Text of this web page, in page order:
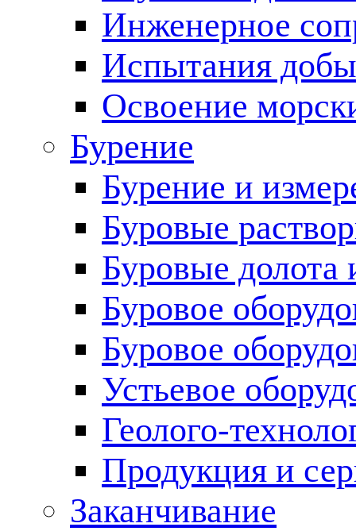
Инженерное
Испытания
Освоение
Бурение
Бурение и
Буровые
Буровые долота
Буровое
Буровое
Устьевое
Геолого-
Продукция и
Заканчивание